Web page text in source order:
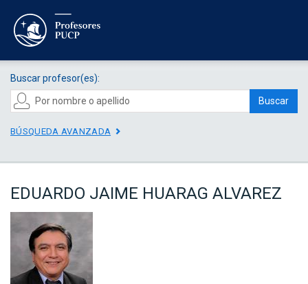
Buscar profesor(es):
Buscar
BÚSQUEDA AVANZADA
EDUARDO JAIME HUARAG ALVAREZ